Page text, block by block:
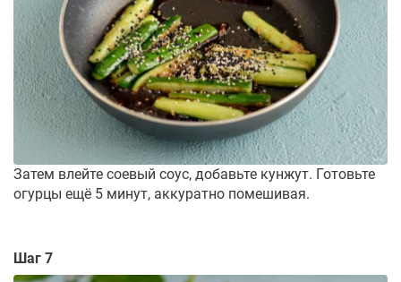
Затем влейте соевый соус, добавьте кунжут. Готовьте
огурцы ещё 5 минут, аккуратно помешивая.
Шаг 7